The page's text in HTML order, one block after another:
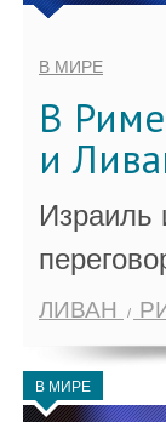
В МИРЕ
В
и
Израиль
ЛИВАН
В МИРЕ